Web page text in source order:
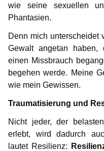
wie seine sexuellen
Phantasien.
Denn mich unterscheidet
Gewalt angetan
einen Missbrauch
begehen werde. Meine
wie mein Gewissen.
Traumatisierung und
Nicht jeder, der
erlebt, wird dadurch
lautet Resilienz: